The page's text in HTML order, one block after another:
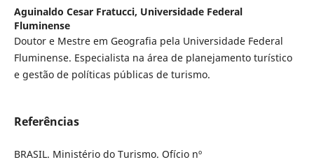
Aguinaldo Cesar Fratucci, Universidade Federal
Fluminense
Doutor e Mestre em Geografia pela Universidade Federal
Fluminense. Especialista na área de planejamento turístico
e gestão de políticas públicas de turismo.
Referências
BRASIL. Ministério do Turismo. Ofício nº